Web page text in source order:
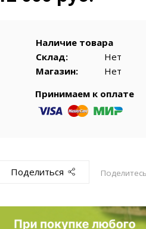
Наличие товара
Склад:
Нет
Магазин:
Нет
Принимаем к оплате
Поделиться